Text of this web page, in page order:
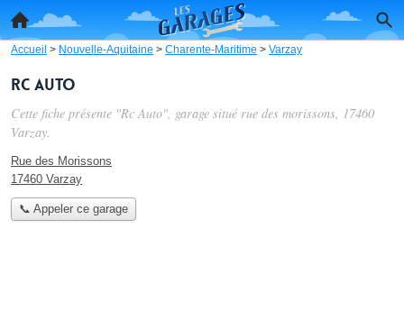
Accueil > Nouvelle-Aquitaine > Charente-Maritime > Varzay
Rc Auto
Cette fiche présente "Rc Auto", garage situé rue des morissons, 17460
Varzay.
Rue des Morissons
17460 Varzay
📞 Appeler ce garage